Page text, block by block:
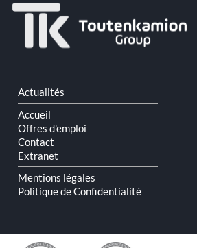
Aller
au
contenu
Actualités
Accueil
Offres d'emploi
Contact
Extranet
Mentions légales
Politique de Confidentialité